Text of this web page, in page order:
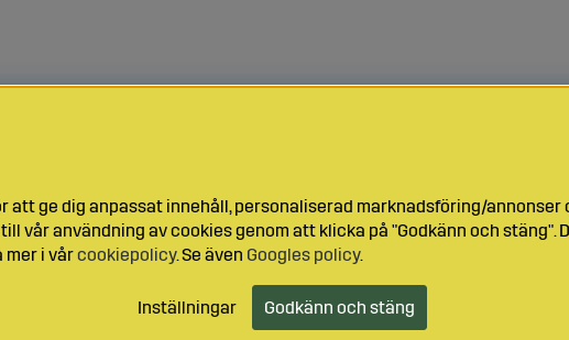
ge dig anpassat innehåll, personaliserad marknadsföring/annonser
användning av cookies genom att klicka på "Godkänn och stäng".
mer i vårcookiepolicy. Se även Googles policy.
Inställningar Godkänn och stäng